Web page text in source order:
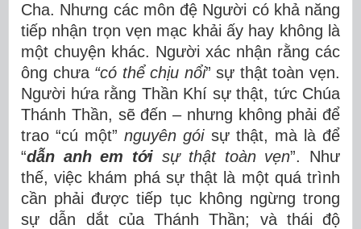
Cha. Nhưng các môn đệ Người có khả năng
tiếp nhận trọn vẹn mạc khải ấy hay không là
một chuyện khác. Người xác nhận rằng các
ông chưa“có thể chịu nổi” sự thật toàn vẹn.
Người hứa rằng Thần Khí sự thật, tức Chúa
Thánh Thần, sẽ đến – nhưng không phải để
trao “cú một”nguyên góisự thật, mà là để
“dẫn anh em tới sự thật toàn vẹn”. Như
thế, việc khám phá sự thật là một quá trình
cần phải được tiếp tục không ngừng trong
sự dẫn dắt của Thánh Thần; và thái độ